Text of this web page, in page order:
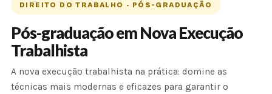
DIREITO DO TRABALHO · PÓS-GRADUAÇÃO
Pós-graduação em Nova Execução
Trabalhista
A nova execução trabalhista na prática: domine as
técnicas mais modernas e eficazes para garantir o